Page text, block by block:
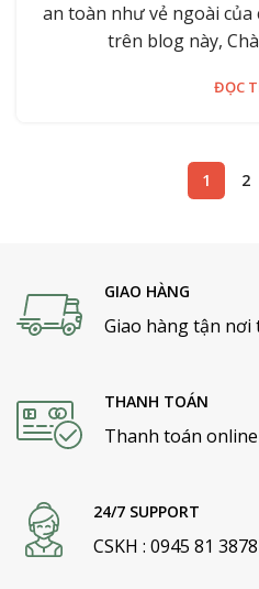
an toàn như vẻ ngoài
trên blog này,
ĐỌC
1 2
GIAO HÀNG
Giao hàng tận
THANH TOÁN
Thanh toán
24/7 SUPPORT
CSKH : 0945 81 3878